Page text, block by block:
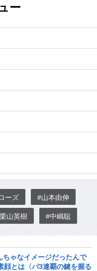
ー
ーズ #山本由伸
山英樹 #中嶋聡
ゃなイメージだったんで
とは〈パ3連覇の鍵を握る